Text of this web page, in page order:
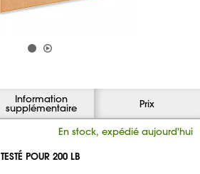
Information
supplémentaire Prix
En stock, expédié aujourd'hui
TESTÉ POUR 200 LB